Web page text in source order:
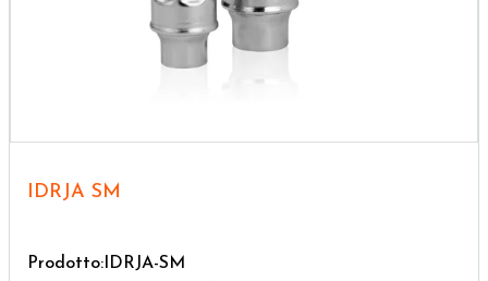
IDRJA SM
Prodotto:IDRJA-SM